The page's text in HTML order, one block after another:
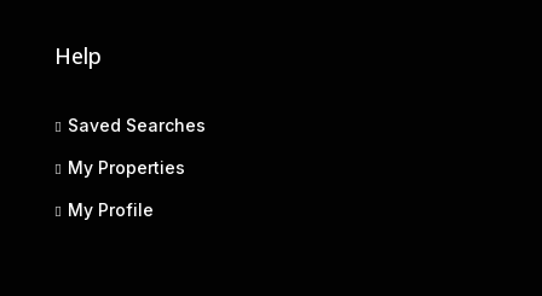
Help
Saved Searches
My Properties
My Profile